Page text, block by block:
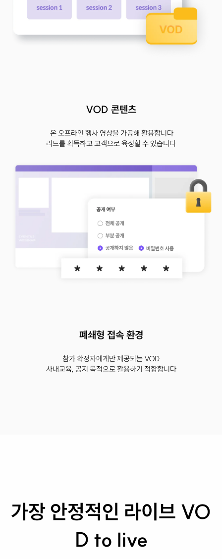
VOD 콘텐츠
온 오프라인 행사 영상을 가공해 활용합니다
리드를 획득하고 고객으로 육성할 수 있습니다
폐쇄형 접속 환경
참가 확정자에게만 제공되는 VOD
사내교육, 공지 목적으로 활용하기 적합합니다
가장 안정적인 라이브 VO
D to live